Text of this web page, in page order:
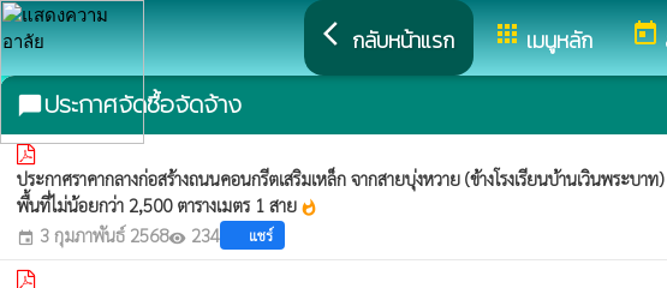
arrow_back_ios กลับหน้าแรก appsเมนูหลัก today
chat_bubbleประกาศจัดซื้อจัดจ้าง
ประกาศราคากลางก่อสร้างถนนคอนกรีตเสริมเหล็ก จากสายบุ่งหวาย (ข้างโรงเรียนบ้านเวินพระ
พื้นที่ไม่น้อยกว่า 2,500 ตารางเมตร 1 สาย whatshot
event 3 กุมภาพันธ์ 2568visibility 234 แชร์